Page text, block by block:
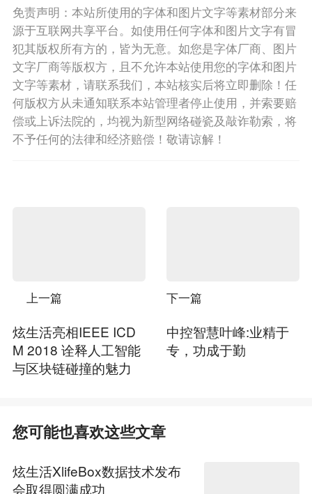
免责声明：本站所使用的字体和图片文字等素材部分来
源于互联网共享平台。如使用任何字体和图片文字有冒
犯其版权所有方的，皆为无意。如您是字体厂商、图片
文字厂商等版权方，且不允许本站使用您的字体和图片
文字等素材，请联系我们，本站核实后将立即删除！任
何版权方从未通知联系本站管理者停止使用，并索要赔
偿或上诉法院的，均视为新型网络碰瓷及敲诈勒索，将
不予任何的法律和经济赔偿！敬请谅解！
上一篇
炫生活亮相IEEE ICD
M 2018 诠释人工智能
与区块链碰撞的魅力
下一篇
中控智慧叶峰:业精于
专，功成于勤
您可能也喜欢这些文章
炫生活XlifeBox数据技术发布
会取得圆满成功